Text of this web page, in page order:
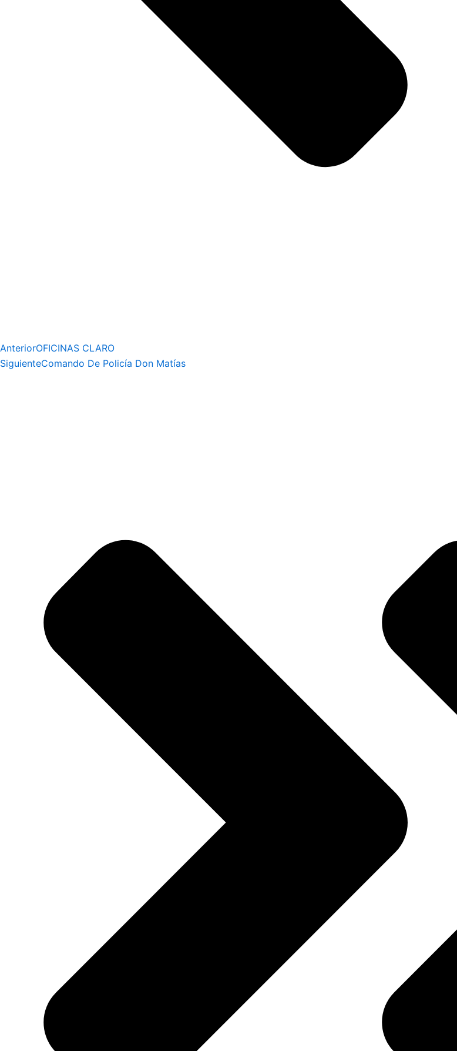
AnteriorOFICINAS CLARO
SiguienteComando De Policía Don Matías